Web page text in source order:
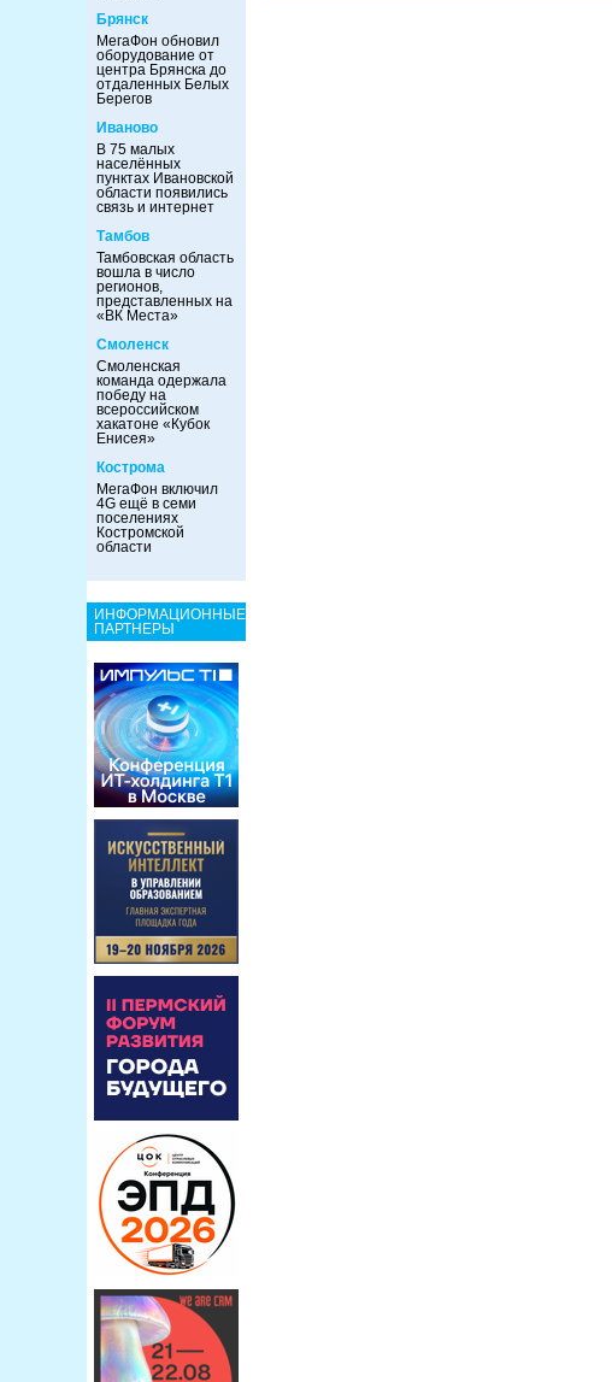
Брянск
МегаФон обновил
оборудование от
центра Брянска до
отдаленных Белых
Берегов
Иваново
В 75 малых
населённых
пунктах Ивановской
области появились
связь и интернет
Тамбов
Тамбовская область
вошла в число
регионов,
представленных на
«ВК Места»
Смоленск
Смоленская
команда одержала
победу на
всероссийском
хакатоне «Кубок
Енисея»
Кострома
МегаФон включил
4G ещё в семи
поселениях
Костромской
области
ИНФОРМАЦИОННЫЕ
ПАРТНЕРЫ